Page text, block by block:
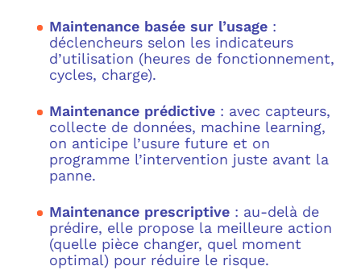
Maintenance basée sur l’usage :
déclencheurs selon les indicateurs
d’utilisation (heures de fonctionnement,
cycles, charge).
Maintenance prédictive : avec capteurs,
collecte de données, machine learning,
on anticipe l’usure future et on
programme l’intervention juste avant la
panne.
Maintenance prescriptive : au-delà de
prédire, elle propose la meilleure action
(quelle pièce changer, quel moment
optimal) pour réduire le risque.